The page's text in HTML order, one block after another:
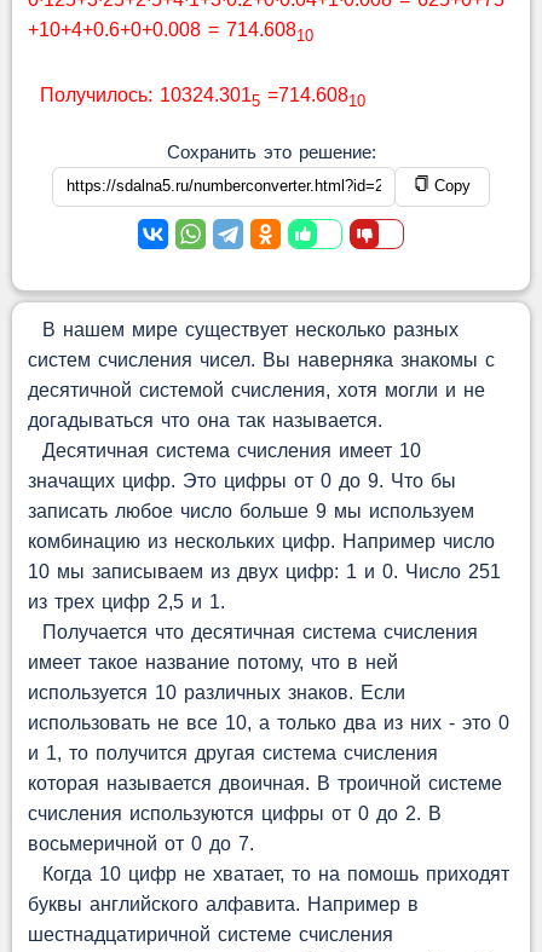
+10+4+0.6+0+0.008 = 714.60810
Получилось: 10324.3015=714.60810
Сохранить это решение:
Copy
В нашем мире существует несколько разных
систем счисления чисел. Вы наверняка знакомы с
десятичной системой счисления, хотя могли и не
догадываться что она так называется.
Десятичная система счисления имеет 10
значащих цифр. Это цифры от 0 до 9. Что бы
записать любое число больше 9 мы используем
комбинацию из нескольких цифр. Например число
10 мы записываем из двух цифр: 1 и 0. Число 251
из трех цифр 2,5 и 1.
Получается что десятичная система счисления
имеет такое название потому, что в ней
используется 10 различных знаков. Если
использовать не все 10, а только два из них - это 0
и 1, то получится другая система счисления
которая называется двоичная. В троичной системе
счисления используются цифры от 0 до 2. В
восьмеричной от 0 до 7.
Когда 10 цифр не хватает, то на помошь приходят
буквы английского алфавита. Например в
шестнадцатиричной системе счисления